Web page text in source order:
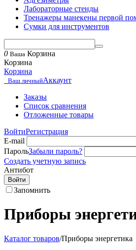
Лабораторные стенды
Тренажеры манекены первой
Сумки для инструментов
0 Ваша Корзина
Корзина
Корзина
Ваш личныйАккаунт
Заказы
Список сравнения
Отложенные товары
ВойтиРегистрация
E-mail
ПарольЗабыли пароль?
Создать учетную запись
Антибот
Войти
Запомнить
Приборы
Каталог товаров/Приборы энергетика